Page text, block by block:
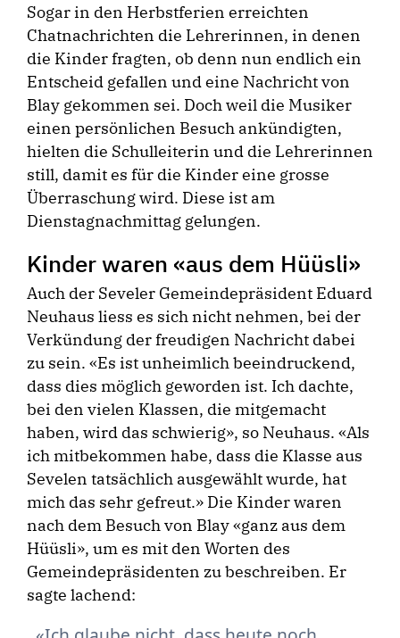
Sogar in den Herbstferien erreichten
Chatnachrichten die Lehrerinnen, in denen
die Kinder fragten, ob denn nun endlich ein
Entscheid gefallen und eine Nachricht von
Blay gekommen sei. Doch weil die Musiker
einen persönlichen Besuch ankündigten,
hielten die Schulleiterin und die Lehrerinnen
still, damit es für die Kinder eine grosse
Überraschung wird. Diese ist am
Dienstagnachmittag gelungen.
Kinder waren «aus dem Hüüsli»
Auch der Seveler Gemeindepräsident Eduard
Neuhaus liess es sich nicht nehmen, bei der
Verkündung der freudigen Nachricht dabei
zu sein. «Es ist unheimlich beeindruckend,
dass dies möglich geworden ist. Ich dachte,
bei den vielen Klassen, die mitgemacht
haben, wird das schwierig», so Neuhaus. «Als
ich mitbekommen habe, dass die Klasse aus
Sevelen tatsächlich ausgewählt wurde, hat
mich das sehr gefreut.» Die Kinder waren
nach dem Besuch von Blay «ganz aus dem
Hüüsli», um es mit den Worten des
Gemeindepräsidenten zu beschreiben. Er
sagte lachend: